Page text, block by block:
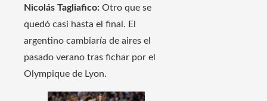
Nicolás Tagliafico: Otro que se
quedó casi hasta el final. El
argentino cambiaría de aires el
pasado verano tras fichar por el
Olympique de Lyon.